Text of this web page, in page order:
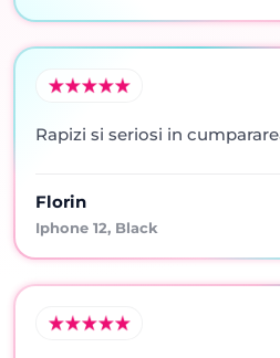
Rapizi si seriosi in
Florin
Iphone 12, Black